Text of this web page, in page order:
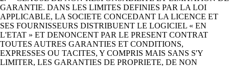
GARANTIE. DANS LES LIMITES DEFINIES PAR LA LOI
APPLICABLE, LA SOCIETE CONCEDANT LA LICENCE ET
SES FOURNISSEURS DISTRIBUENT LE LOGICIEL « EN
L'ETAT » ET DENONCENT PAR LE PRESENT CONTRAT
TOUTES AUTRES GARANTIES ET CONDITIONS,
EXPRESSES OU TACITES, Y COMPRIS MAIS SANS S'Y
LIMITER, LES GARANTIES DE PROPRIETE, DE NON